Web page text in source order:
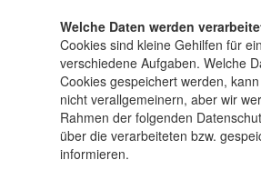
Welche Daten werden
Cookies sind kleine Gehilfen für
verschiedene Aufgaben. Welche
Cookies gespeichert werden,
nicht verallgemeinern, aber wir
Rahmen der folgenden
über die verarbeiteten bzw.
informieren.